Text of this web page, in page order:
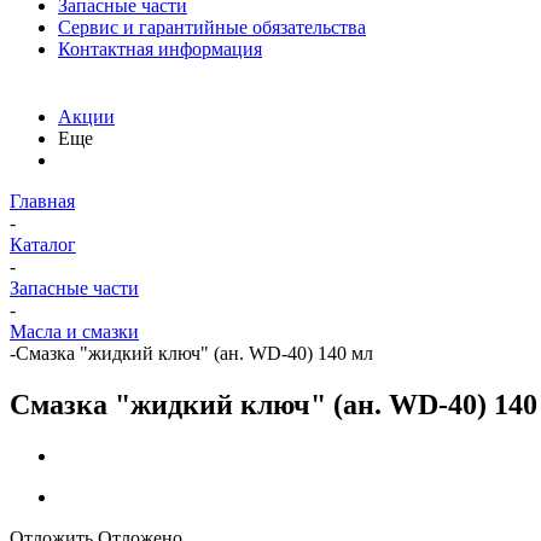
Запасные части
Сервис и гарантийные обязательства
Контактная информация
Акции
Еще
Главная
-
Каталог
-
Запасные части
-
Масла и смазки
-Смазка "жидкий ключ" (ан. WD-40) 140 мл
Смазка "жидкий ключ" (ан. WD-40)